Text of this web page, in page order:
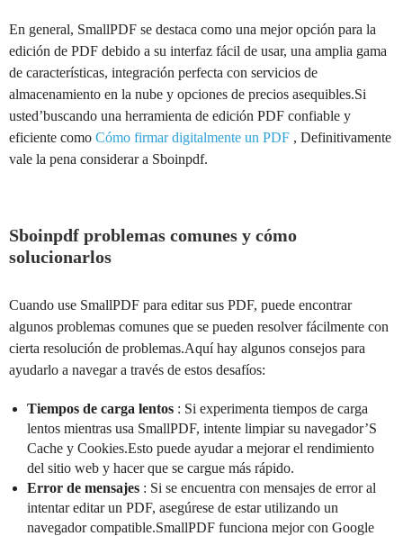
En general, SmallPDF se destaca como una mejor opción para la
edición de PDF debido a su interfaz fácil de usar, una amplia gama
de características, integración perfecta con servicios de
almacenamiento en la nube y opciones de precios asequibles.Si
usted’buscando una herramienta de edición PDF confiable y
eficiente como Cómo firmar digitalmente un PDF , Definitivamente
vale la pena considerar a Sboinpdf.
Sboinpdf problemas comunes y cómo
solucionarlos
Cuando use SmallPDF para editar sus PDF, puede encontrar
algunos problemas comunes que se pueden resolver fácilmente con
cierta resolución de problemas.Aquí hay algunos consejos para
ayudarlo a navegar a través de estos desafíos:
Tiempos de carga lentos : Si experimenta tiempos de carga
lentos mientras usa SmallPDF, intente limpiar su navegador’S
Cache y Cookies.Esto puede ayudar a mejorar el rendimiento
del sitio web y hacer que se cargue más rápido.
Error de mensajes : Si se encuentra con mensajes de error al
intentar editar un PDF, asegúrese de estar utilizando un
navegador compatible.SmallPDF funciona mejor con Google